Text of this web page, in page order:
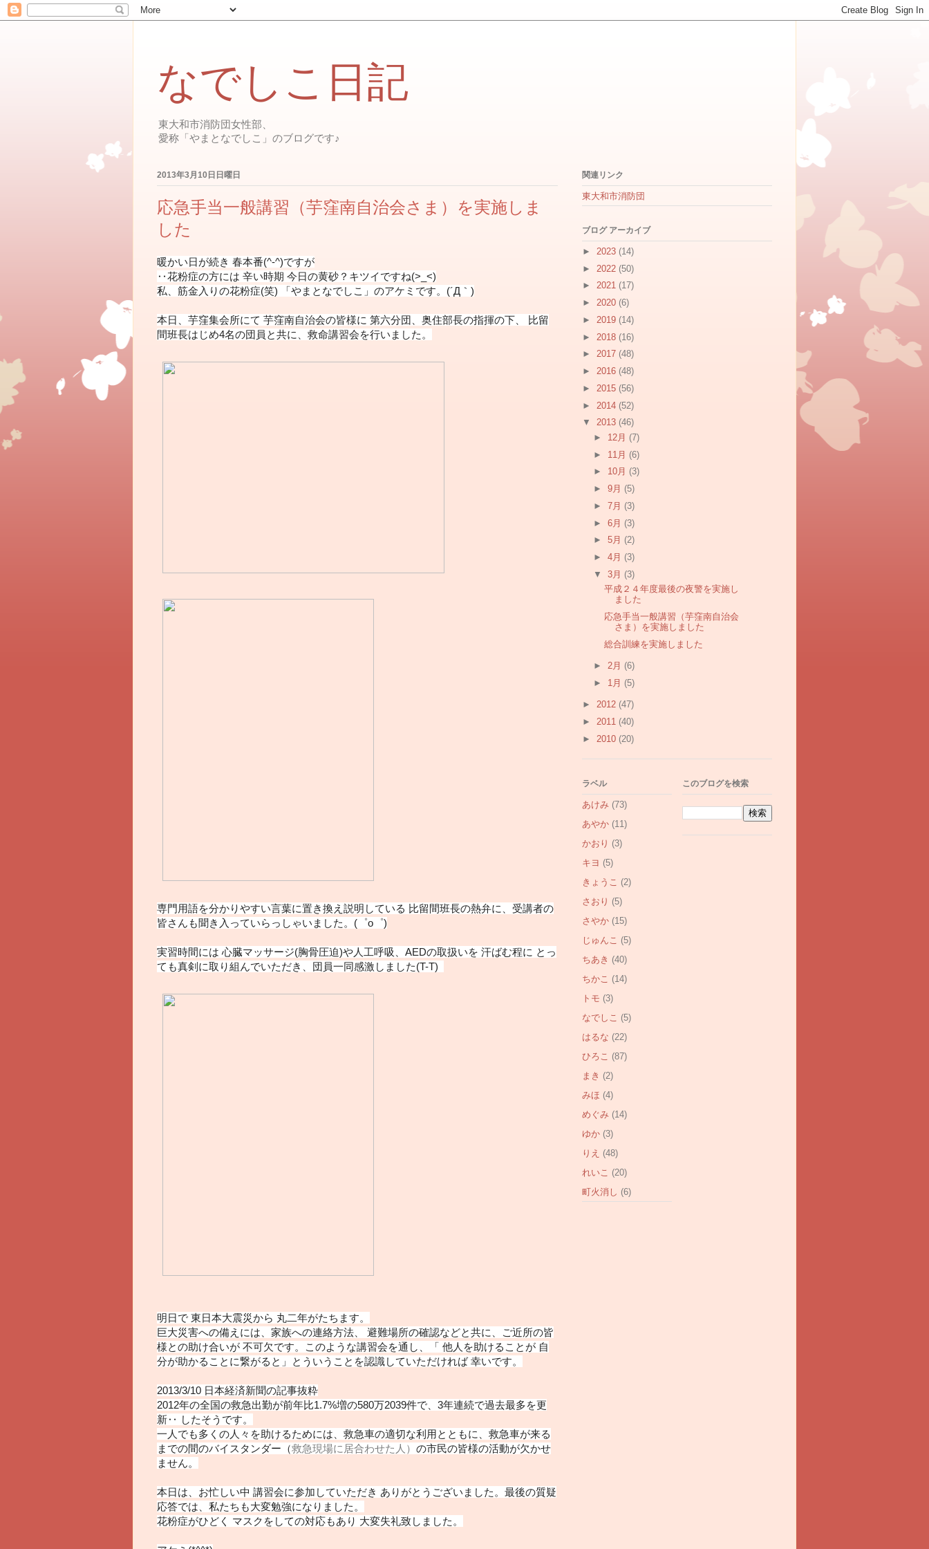
なでしこ日記
東大和市消防団女性部、
愛称「やまとなでしこ」のブログです♪
2013年3月10日日曜日
応急手当一般講習（芋窪南自治会さま）を実施しま
した
暖かい日が続き 春本番(^-^)ですが
‥花粉症の方には 辛い時期 今日の黄砂？キツイですね(>_<)
私、筋金入りの花粉症(笑) 「やまとなでしこ」のアケミです。(´Д｀)
本日、芋窪集会所にて 芋窪南自治会の皆様に 第六分団、奥住部長の指揮の下、 比留
間班長はじめ4名の団員と共に、救命講習会を行いました。
専門用語を分かりやすい言葉に置き換え説明している 比留間班長の熱弁に、受講者の
皆さんも聞き入っていらっしゃいました。(゜o゜)
実習時間には 心臓マッサージ(胸骨圧迫)や人工呼吸、AEDの取扱いを 汗ばむ程に とっ
ても真剣に取り組んでいただき、団員一同感激しました(T-T)
明日で 東日本大震災から 丸二年がたちます。
巨大災害への備えには、家族への連絡方法、 避難場所の確認などと共に、ご近所の皆
様との助け合いが 不可欠です。このような講習会を通し、「 他人を助けることが 自
分が助かることに繋がると」とういうことを認識していただければ 幸いです。
2013/3/10 日本経済新聞の記事抜粋
2012年の全国の救急出勤が前年比1.7%増の580万2039件で、3年連続で過去最多を更
新‥ したそうです。
一人でも多くの人々を助けるためには、救急車の適切な利用とともに、救急車が来る
までの間のバイスタンダー（救急現場に居合わせた人） の市民の皆様の活動が欠かせ
ません。
本日は、お忙しい中 講習会に参加していただき ありがとうございました。最後の質疑
応答では、私たちも大変勉強になりました。
花粉症がひどく マスクをしての対応もあり 大変失礼致しました。
関連リンク
東大和市消防団
ブログ アーカイブ
► 2023 (14)
► 2022 (50)
► 2021 (17)
► 2020 (6)
► 2019 (14)
► 2018 (16)
► 2017 (48)
► 2016 (48)
► 2015 (56)
► 2014 (52)
▼ 2013 (46)
► 12月 (7)
► 11月 (6)
► 10月 (3)
► 9月 (5)
► 7月 (3)
► 6月 (3)
► 5月 (2)
► 4月 (3)
▼ 3月 (3)
平成２４年度最後の夜警を実施し
ました
応急手当一般講習（芋窪南自治会
さま）を実施しました
総合訓練を実施しました
► 2月 (6)
► 1月 (5)
► 2012 (47)
► 2011 (40)
► 2010 (20)
ラベル
あけみ (73)
あやか (11)
かおり (3)
キヨ (5)
きょうこ (2)
さおり (5)
さやか (15)
じゅんこ (5)
ちあき (40)
ちかこ (14)
トモ (3)
なでしこ (5)
はるな (22)
ひろこ (87)
まき (2)
みほ (4)
めぐみ (14)
ゆか (3)
りえ (48)
れいこ (20)
町火消し (6)
このブログを検索